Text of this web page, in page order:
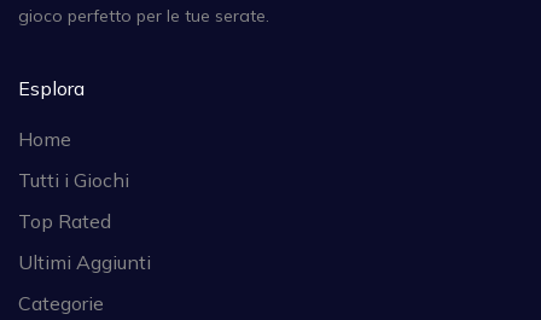
gioco perfetto per le tue serate.
Esplora
Home
Tutti i Giochi
Top Rated
Ultimi Aggiunti
Categorie